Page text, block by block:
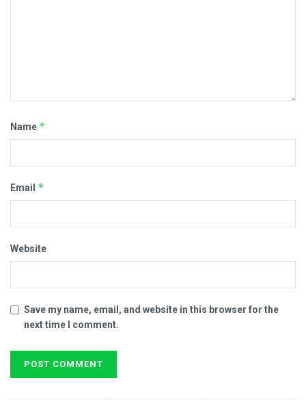
Name *
Email *
Website
Save my name, email, and website in this browser for the
next time I comment.